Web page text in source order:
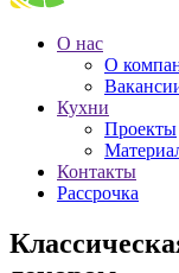
О нас
О
Кухни
Проекты
Контакты
Рассрочка